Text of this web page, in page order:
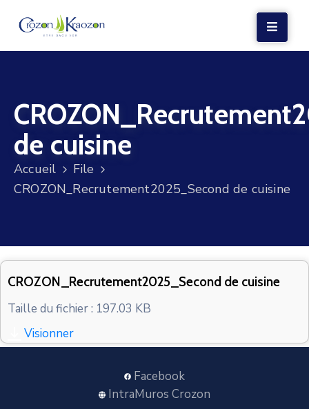
VIE
LOCALE
VIE
SOCIALE
DÉMARCHES
CONTACT
de cuisine
Accueil
File
CROZON_Recrutement2025_Second de cuisine
CROZON_Recrutement2025_Second de cuisine
Taille du fichier : 197.03 KB
Visionner
Facebook
IntraMuros Crozon